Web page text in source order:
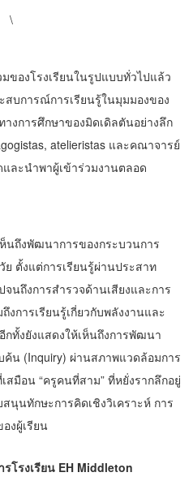
\
ของโรงเรียนในรูปแบบทั่วไปแล้ว
สบการณ์การเรียนรู้ในมุมมองของ
งการศึกษาของมิดเดิลตันอย่างลึก
atelieristas และคณาจารย์
ละนำพาผู้เข้าร่วมงานตลอด
นถึงพัฒนาการของกระบวนการ
ย ตั้งแต่การเรียนรู้ผ่านประสาท
นถึงการสำรวจด้านเสียงและการ
งการเรียนรู้เกี่ยวกับพลังงานและ
ทั้งยังแสดงให้เห็นถึงการพัฒนา
น (Inquiry) ผ่านสภาพแวดล้อมการ
มือน “ครูคนที่สาม” ที่หยั่งรากลึกอยู่
นทักษะการคิดเชิงวิเคราะห์ การ
งผู้เรียน
โรงเรียน EH Middleton